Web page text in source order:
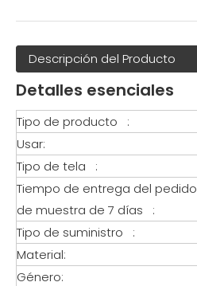
Descripción del Producto
Detalles esenciales
Tipo de producto :
Usar:
Tipo de tela :
Tiempo de entrega del pedido
de muestra de 7 días :
Tipo de suministro :
Material:
Género: